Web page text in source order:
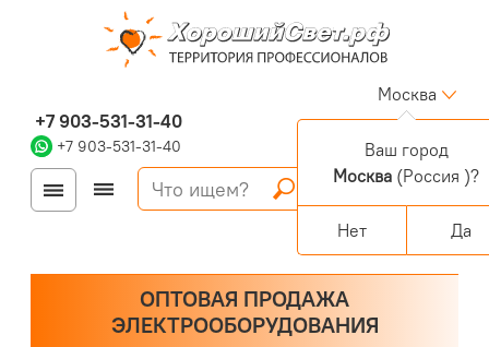
+7 903-531-31-40
+7 903-531-31-40
Москва
Войти
Регистрация
Корзина
0 позиций
Персональный раздел
ОПТОВАЯ ПРОДАЖА
ЭЛЕКТРООБОРУДОВАНИЯ
Ваш город
Москва (Россия )?
Нет Да